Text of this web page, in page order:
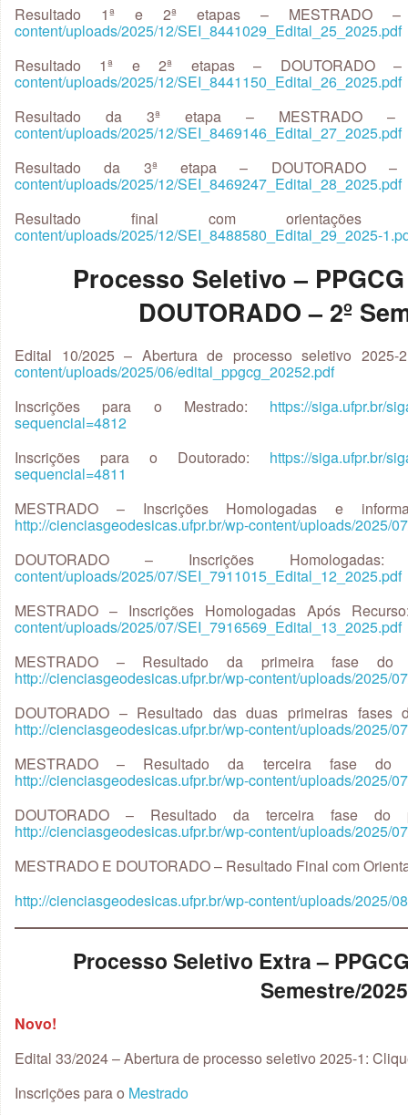
Resultado 1ª e 2ª etapas – MESTRADO
content/uploads/2025/12/SEI_8441029_Edital_25_2025.pdf
Resultado 1ª e 2ª etapas – DOUTORADO
content/uploads/2025/12/SEI_8441150_Edital_26_2025.pdf
Resultado da 3ª etapa – MESTRADO
content/uploads/2025/12/SEI_8469146_Edital_27_2025.pdf
Resultado da 3ª etapa – DOUTORADO
content/uploads/2025/12/SEI_8469247_Edital_28_2025.pdf
Resultado final com orientações
content/uploads/2025/12/SEI_8488580_Edital_29_2025-
Processo Seletivo –
DOUTORADO – 2º
Edital 10/2025 – Abertura de processo seletivo
content/uploads/2025/06/edital_ppgcg_20252.pdf
Inscrições para o Mestrado: https://siga.ufpr.br/
sequencial=4812
Inscrições para o Doutorado: https://siga.ufpr.br/
sequencial=4811
MESTRADO – Inscrições Homologadas e
http://cienciasgeodesicas.ufpr.br/wp-content/uploads/2025/
DOUTORADO – Inscrições
content/uploads/2025/07/SEI_7911015_Edital_12_2025.pdf
MESTRADO – Inscrições Homologadas Após
content/uploads/2025/07/SEI_7916569_Edital_13_2025.pdf
MESTRADO – Resultado da primeira fase do
http://cienciasgeodesicas.ufpr.br/wp-content/uploads/2025/
DOUTORADO – Resultado das duas primeiras fases
http://cienciasgeodesicas.ufpr.br/wp-content/uploads/2025/
MESTRADO – Resultado da terceira fase do
http://cienciasgeodesicas.ufpr.br/wp-content/uploads/2025/
DOUTORADO – Resultado da terceira fase do
http://cienciasgeodesicas.ufpr.br/wp-content/uploads/2025/
MESTRADO E DOUTORADO – Resultado Final com
http://cienciasgeodesicas.ufpr.br/wp-content/uploads/2025/
Processo Seletivo Extra –
Semestre/2025
Novo!
Edital 33/2024 – Abertura de processo seletivo 2025-1:
Inscrições para o Mestrado